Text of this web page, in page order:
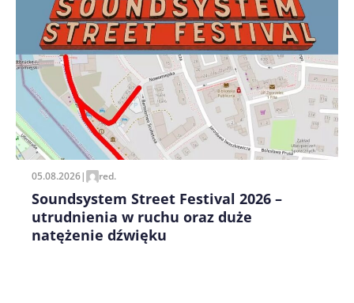
Zapamiętaj moje dane w tej przeglądarce podczas
pisania kolejnych komentarzy.
05.08.2026| red.
Soundsystem Street Festival 2026 –
utrudnienia w ruchu oraz duże
natężenie dźwięku